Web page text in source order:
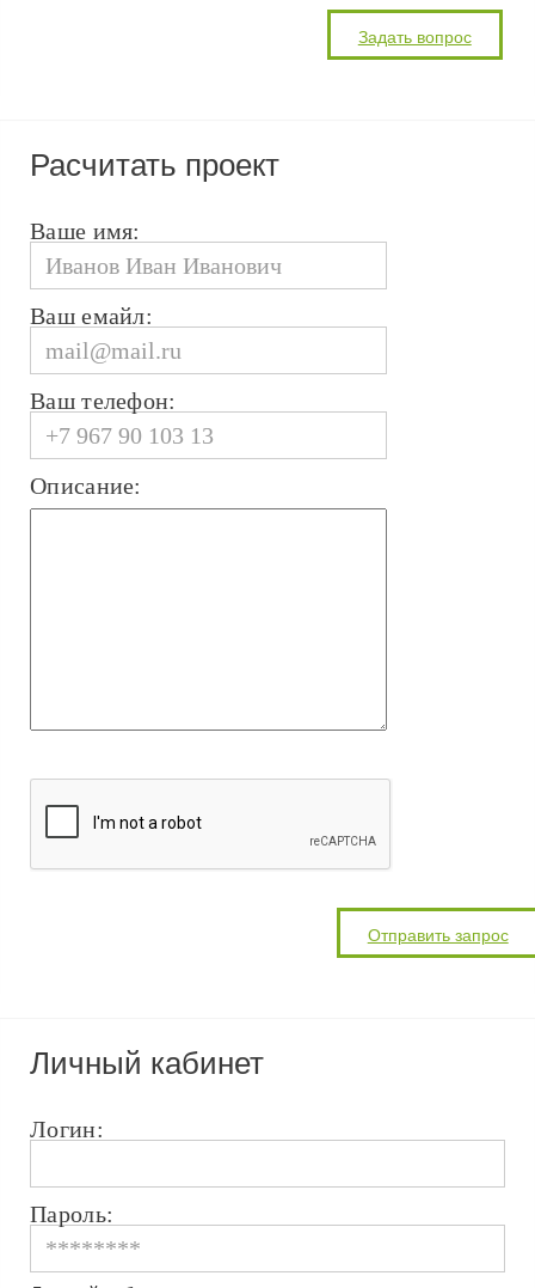
Расчитать проект
Ваше имя:
Ваш емайл:
Ваш телефон:
Описание:
Личный кабинет
Логин:
Пароль: